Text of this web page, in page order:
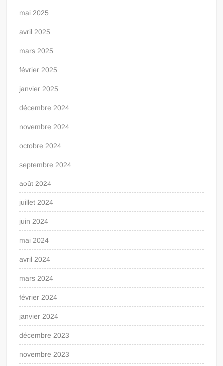
mai 2025
avril 2025
mars 2025
février 2025
janvier 2025
décembre 2024
novembre 2024
octobre 2024
septembre 2024
août 2024
juillet 2024
juin 2024
mai 2024
avril 2024
mars 2024
février 2024
janvier 2024
décembre 2023
novembre 2023